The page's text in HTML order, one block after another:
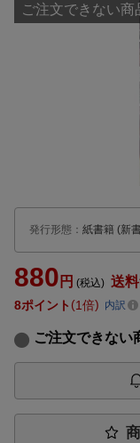
ご注文できない商
発行形態 ： 紙書籍 (新
880 円 (税込) 送
8ポイント 1倍 内訳
ご注文できない